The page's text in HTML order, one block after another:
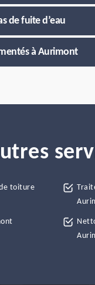
de fuite d’eau
à Aurimont
toiture